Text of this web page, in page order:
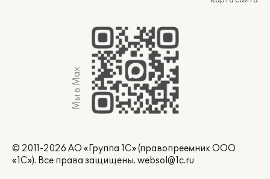
Мы в Max
© 2011-2026 АО «Группа 1С» (правопреемник ООО
«1С»). Все права защищены. websol@1c.ru